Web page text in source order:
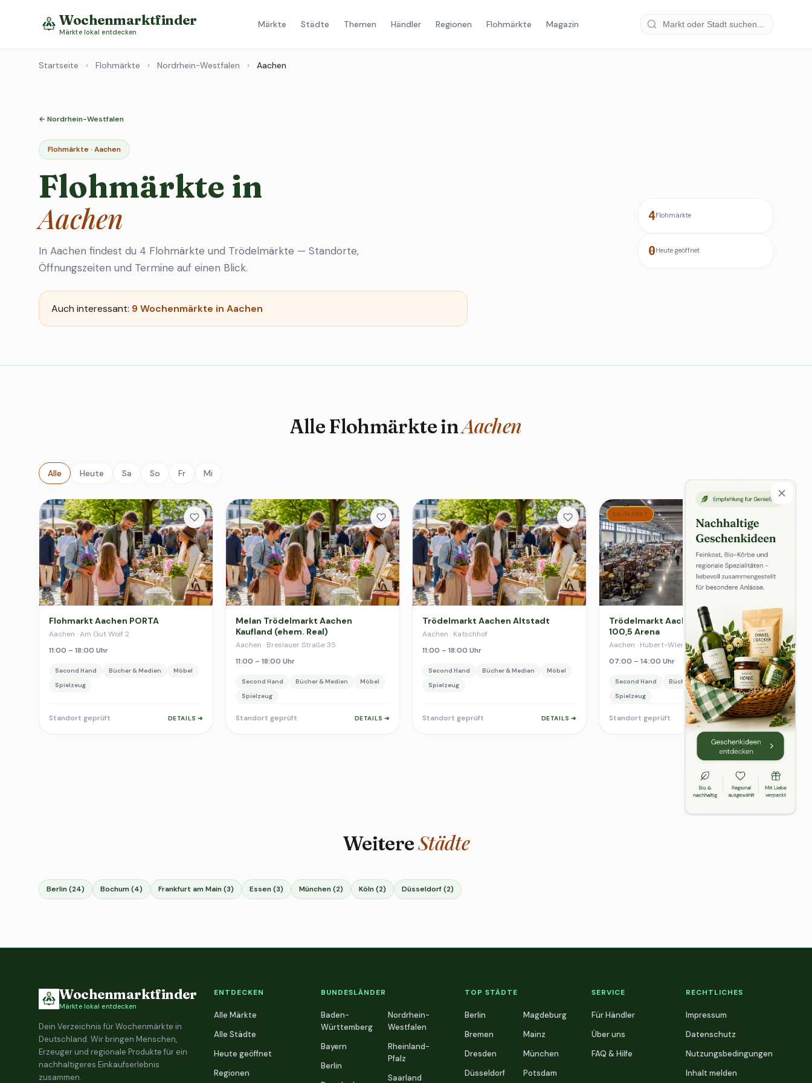
Wochenmarktfinder
Märkte lokal entdecken
Märkte Städte Themen Händler Regionen Flohmärkte Magazin
Startseite › Flohmärkte › Nordrhein-Westfalen › Aachen
← Nordrhein-Westfalen
Flohmärkte · Aachen
Flohmärkte in
Aachen
In Aachen findest du 4 Flohmärkte und Trödelmärkte — Standorte,
Öffnungszeiten und Termine auf einen Blick.
Auch interessant: 9 Wochenmärkte in Aachen
4Flohmärkte
0Heute geöffnet
Alle Flohmärkte inAachen
Alle Heute Sa So Fr Mi
Flohmarkt Aachen PORTA
Aachen · Am Gut Wolf 2
11:00 – 18:00 Uhr
Second Hand Bücher & Medien
Möbel
Spielzeug
Standort geprüft DETAILS ➔
Melan Trödelmarkt Aachen
Kaufland (ehem. Real)
Aachen · Breslauer Straße 35
11:00 – 18:00 Uhr
Second Hand Bücher & Medien
Möbel
Spielzeug
Standort geprüft DETAILS ➔
Trödelmarkt Aachen Altstadt
Aachen · Katschhof
11:00 – 18:00 Uhr
Second Hand Bücher & Medien
Möbel
Spielzeug
Standort geprüft DETAILS ➔
SA-MARKT
Trödelmarkt Aachen Eissporthalle
100,5 Arena
Aachen · Hubert-Wienen-Straße 8
07:00 – 14:00 Uhr
Second Hand Bücher & Medien
Möbel
Spielzeug
Standort geprüft DETAILS ➔
WeitereStädte
Berlin (24) Bochum (4) Frankfurt am Main (3) Essen (3) München (2) Köln (2) Düsseldorf (2)
Wochenmarktfinder
Märkte lokal entdecken
Dein Verzeichnis für Wochenmärkte in
Deutschland. Wir bringen Menschen,
Erzeuger und regionale Produkte für ein
nachhaltigeres Einkaufserlebnis
zusammen.
ENTDECKEN
Alle Märkte
Alle Städte
Heute geöffnet
Regionen
BUNDESLÄNDER
Baden-
Württemberg
Bayern
Berlin
Nordrhein-
Westfalen
Rheinland-
Pfalz
Saarland
TOP STÄDTE
Berlin
Bremen
Dresden
Düsseldorf
Magdeburg
Mainz
München
Potsdam
SERVICE
Für Händler
Über uns
FAQ & Hilfe
RECHTLICHES
Impressum
Datenschutz
Nutzungsbedingungen
Inhalt melden